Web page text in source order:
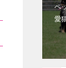
ペ
愛